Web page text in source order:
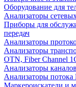
Оборудование для
Анализаторы
Приборы для
передач
Анализаторы
Анализаторы
OTN, Fiber Channel
Анализаторы
Анализаторы потока
Маркероискатели и